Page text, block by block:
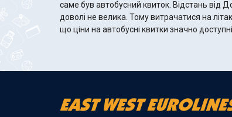
саме був автобусний квиток. Відстань від
доволі не велика. Тому витрачатися на
що ціни на автобусні квитки значно доступніші. А якщо автобус хороший,